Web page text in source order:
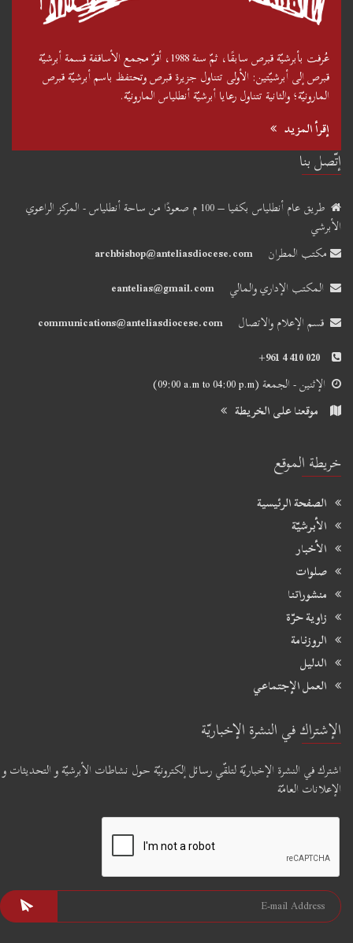
عُرفت بأبرشيّة قبرص سابقًا، ثمّ سنة 1988، أقرّ مجمع الأساقفة قسمة أبرشيّة
قبرص إلى أبرشيّتين: الأولى تتناول جزيرة قبرص وتحتفظ باسم أبرشيّة قبرص
المارونيّة؛ والثانية تتناول رعايا أبرشيّة أنطلياس المارونيّة.
إقرأ المزيد
إتّصل بنا
طريق عام أنطلياس بكفيا – 100 م صعودًا من ساحة أنطلياس - المركز الراعوي
الأبرشي
مكتب المطران
archbishop@anteliasdiocese.com
المكتب الإداري والمالي
eantelias@gmail.com
قسم الإعلام والاتصال
communications@anteliasdiocese.com
+961 4 410 020
الإثنين - الجمعة(09:00 a.m to 04:00 p.m)
موقعنا على الخريطة
خريطة الموقع
الصفحة الرئيسية
الأبرشيّة
الأخبار
صلوات
منشوراتنا
زاوية حرّة
الروزنامة
الدليل
العمل الإجتماعي
الإشتراك في النشرة الإخباريّة
اشترك في النشرة الإخباريّة لتلقّي رسائل إلكترونيّة حول نشاطات الأبرشيّة و التحديثات و
الإعلانات العامّة